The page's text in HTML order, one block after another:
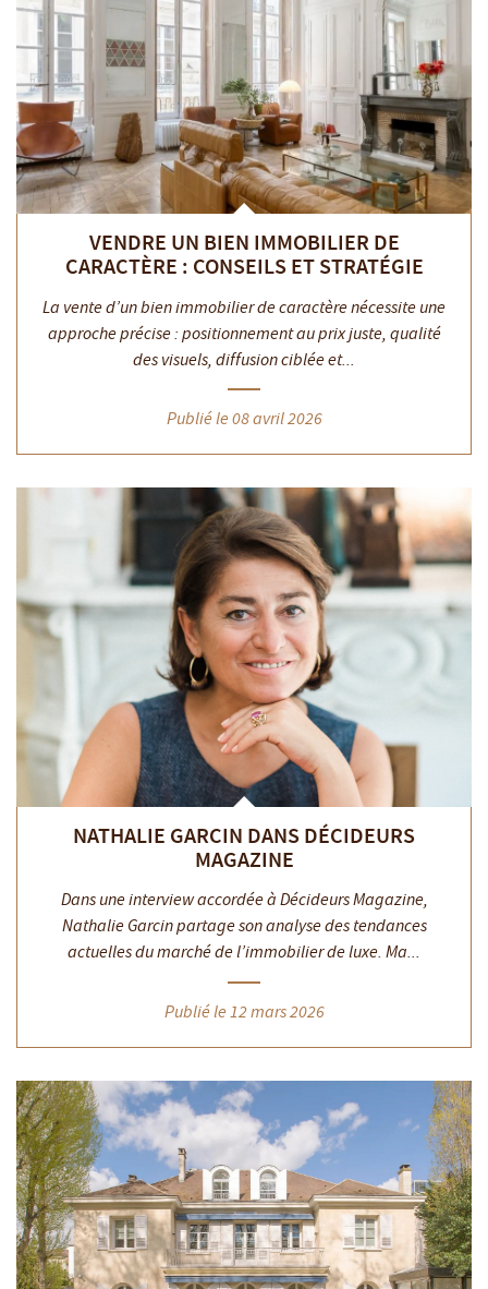
VENDRE UN BIEN IMMOBILIER DE
CARACTÈRE : CONSEILS ET STRATÉGIE
La vente d’un bien immobilier de caractère nécessite une
approche précise : positionnement au prix juste, qualité
des visuels, diffusion ciblée et...
Publié le 08 avril 2026
NATHALIE GARCIN DANS DÉCIDEURS
MAGAZINE
Dans une interview accordée à Décideurs Magazine,
Nathalie Garcin partage son analyse des tendances
actuelles du marché de l’immobilier de luxe. Ma...
Publié le 12 mars 2026